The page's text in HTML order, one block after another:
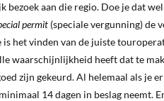
aan die regio. Doe je dat
permit (speciale vergunning) de
het vinden van de juiste
waarschijnlijkheid heeft dat te
zijn gekeurd. Al helemaal als je
14 dagen in beslag neemt.